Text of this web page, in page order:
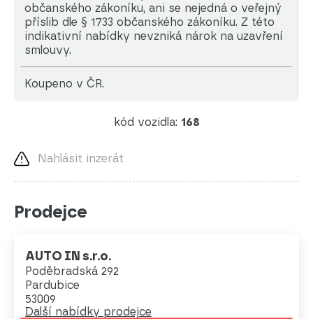
občanského zákoníku, ani se nejedná o veřejný
příslib dle § 1733 občanského zákoníku. Z této
indikativní nabídky nevzniká nárok na uzavření
smlouvy.
koupeno v ČR.
kód vozidla: 168
Nahlásit inzerát
Prodejce
AUTO IN s.r.o.
Poděbradská 292
Pardubice
53009
Další nabídky prodejce